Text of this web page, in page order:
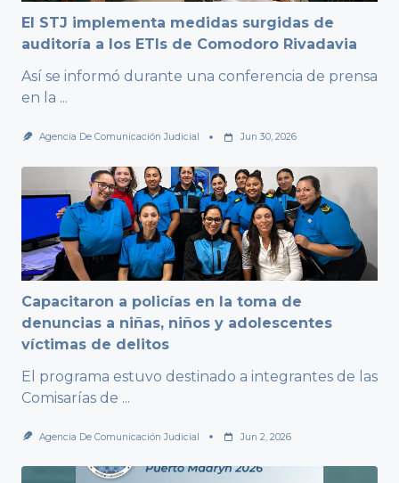
El STJ implementa medidas surgidas de
auditoría a los ETIs de Comodoro Rivadavia
Así se informó durante una conferencia de prensa
en la ...
Agencia De Comunicación Judicial Jun 30, 2026
Capacitaron a policías en la toma de
denuncias a niñas, niños y adolescentes
víctimas de delitos
El programa estuvo destinado a integrantes de las
Comisarías de ...
Agencia De Comunicación Judicial Jun 2, 2026